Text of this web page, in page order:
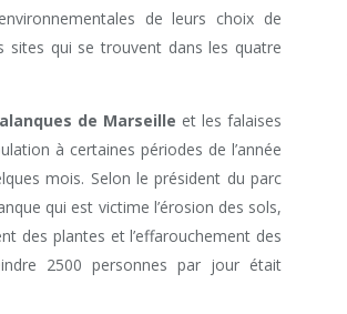
de leurs choix de
sites qui se trouvent dans les quatre
de Marseille et les falaises
à certaines périodes de l’année
mois. Selon le président du parc
qui est victime l’érosion des sols,
des plantes et l’effarouchement des
2500 personnes par jour était